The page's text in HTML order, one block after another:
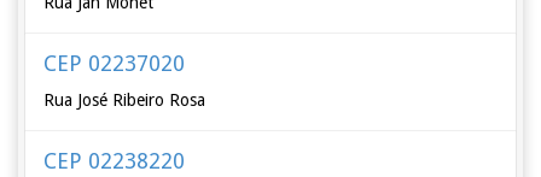
CEP 02237020
Rua José Ribeiro Rosa
CEP 02238220